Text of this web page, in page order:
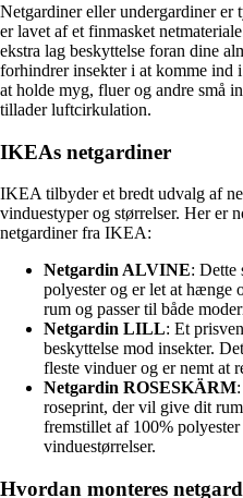
Netgardiner eller undergardiner er
er lavet af et finmasket
ekstra lag beskyttelse foran dine
forhindrer insekter i at komme
at holde myg, fluer og andre små
tillader luftcirkulation.
IKEAs netgardiner
IKEA tilbyder et bredt udvalg af
vinduestyper og størrelser. Her er
netgardiner fra IKEA:
Netgardin ALVINE: Dette
polyester og er let at hænge
rum og passer til både
Netgardin LILL: Et
beskyttelse mod insekter.
fleste vinduer og er nemt at
Netgardin ROSESKÄRM
roseprint, der vil give dit
fremstillet af 100%
vinduestørrelser.
Hvordan monteres